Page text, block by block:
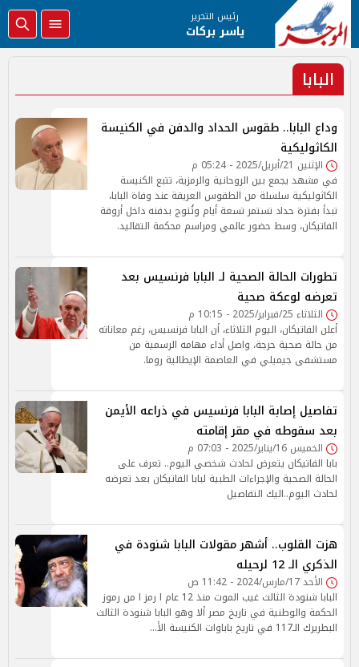
رئيس التحرير
ياسر بركات
البابا
وداع البابا.. طقوس الحداد والدفن في الكنيسة
الكاثوليكية
الإثنين 21/أبريل/2025 - 05:24 م
في مشهد يجمع بين الروحانية والرمزية، تتبع الكنيسة
الكاثوليكية سلسلة من الطقوس العريقة عند وفاة البابا،
تبدأ بفترة حداد تستمر تسعة أيام وتُتوج بدفنه داخل أروقة
الفاتيكان، وسط حضور عالمي ومراسم محكمة التقاليد.
تطورات الحالة الصحية لـ البابا فرنسيس بعد
تعرضه لوعكة صحية
الثلاثاء 25/فبراير/2025 - 10:15 م
أعلن الفاتيكان، اليوم الثلاثاء، أن البابا فرنسيس، رغم معاناته
من حالة صحية حرجة، واصل أداء مهامه الرسمية من
مستشفى جيميلي في العاصمة الإيطالية روما.
تفاصيل إصابة البابا فرنسيس في ذراعه الأيمن
بعد سقوطه في مقر إقامته
الخميس 16/يناير/2025 - 07:03 م
بابا الفاتيكان يتعرض لحادث شخصي اليوم.. تعرف على
الحالة الصحية والإجراءات الطبية لبابا الفاتيكان بعد تعرضه
لحادث اليوم..اليك التفاصيل
هزت القلوب.. أشهر مقولات البابا شنودة في
الذكري الـ 12 لرحيله
الأحد 17/مارس/2024 - 11:42 ص
البابا شنودة الثالث غيب الموت منذ 12 عام ا رمز ا من رموز
الحكمة والوطنية في تاريخ مصر ألا وهو البابا شنودة الثالث
البطريرك الـ117 في تاريخ باباوات الكنيسة الأ…